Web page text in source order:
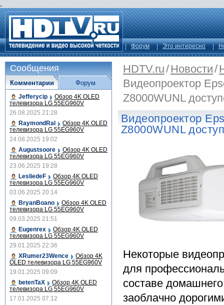
.
Форум Это интересно
HDTV.ru/Новости/
Видеопроектор
Z8000WUNL
Видеопроектор
Z8000WUNL
Некоторые
для
составе
заоблачно
Сообщения
Комментарии
Jefferycip Обзор 4K OLED
телевизора LG 55EG960V
26.08.2025 21:28
RaymondRal
Обзор 4K OLED
телевизора LG 55EG960V
24.08.2025 19:02
Augustsoore
Обзор 4K OLED
телевизора LG 55EG960V
23.06.2025 19:28
LesliedeF
Обзор 4K OLED
телевизора LG 55EG960V
03.06.2025 20:14
BryanBoano
Обзор 4K OLED
телевизора LG 55EG960V
09.03.2025 21:51
Eugenrex
Обзор 4K OLED
телевизора LG 55EG960V
29.01.2025 22:36
XRumer23Wence
Обзор 4K
OLED телевизора LG 55EG960V
19.01.2025 09:09
betenTaX
Обзор 4K OLED
телевизора LG 55EG960V
17.01.2025 07:12
Форум